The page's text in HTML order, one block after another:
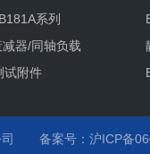
系列
减器/同轴负载
试附件
司 备案号：沪ICP备